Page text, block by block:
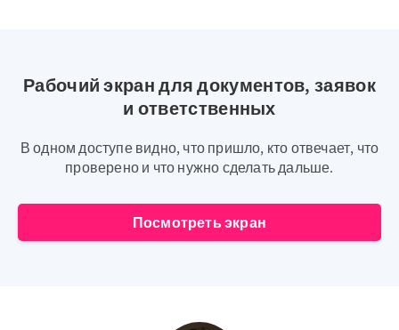
Рабочий экран для документов, заявок
и ответственных
В одном доступе видно, что пришло, кто отвечает, что
проверено и что нужно сделать дальше.
Посмотреть экран